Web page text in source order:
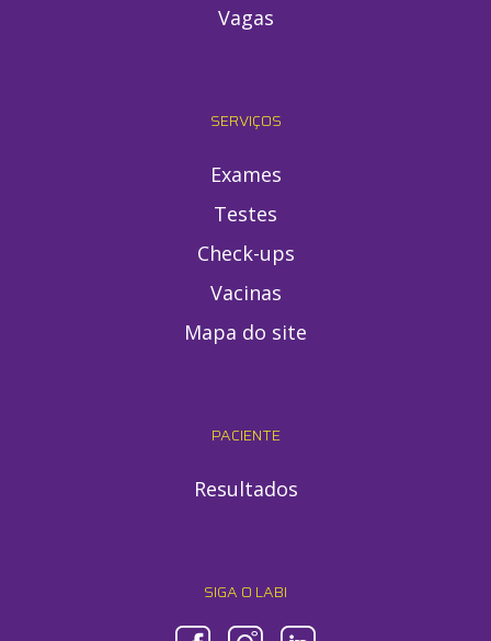
Vagas
SERVIÇOS
Exames
Testes
Check-ups
Vacinas
Mapa do site
PACIENTE
Resultados
SIGA O LABI